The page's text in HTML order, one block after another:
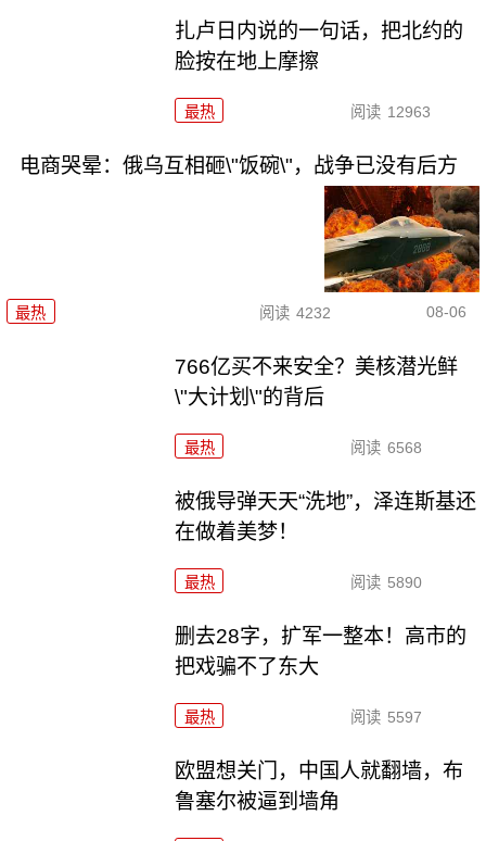
扎卢日内说的一句话，把北约的
脸按在地上摩擦
最热 阅读 12963
电商哭晕：俄乌互相砸\"饭碗\"，战争已没有后方
最热 阅读 4232 08-06
766亿买不来安全？美核潜光鲜
\"大计划\"的背后
最热 阅读 6568
被俄导弹天天“洗地”，泽连斯基还
在做着美梦！
最热 阅读 5890
删去28字，扩军一整本！高市的
把戏骗不了东大
最热 阅读 5597
欧盟想关门，中国人就翻墙，布
鲁塞尔被逼到墙角